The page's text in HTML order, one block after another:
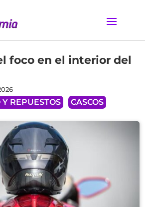
foco en el interior del
REPUESTOS CASCOS